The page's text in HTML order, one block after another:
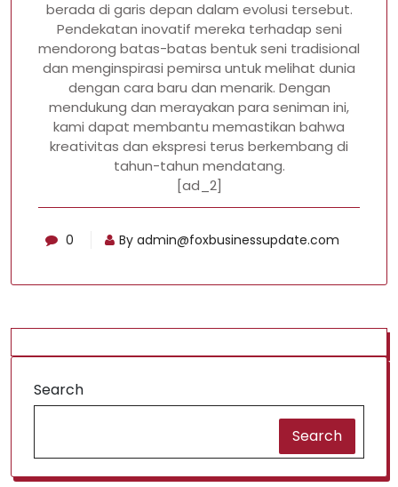
berada di garis depan dalam evolusi tersebut.
Pendekatan inovatif mereka terhadap seni
mendorong batas-batas bentuk seni tradisional
dan menginspirasi pemirsa untuk melihat dunia
dengan cara baru dan menarik. Dengan
mendukung dan merayakan para seniman ini,
kami dapat membantu memastikan bahwa
kreativitas dan ekspresi terus berkembang di
tahun-tahun mendatang.
[ad_2]
0 By admin@foxbusinessupdate.com
Search
Search